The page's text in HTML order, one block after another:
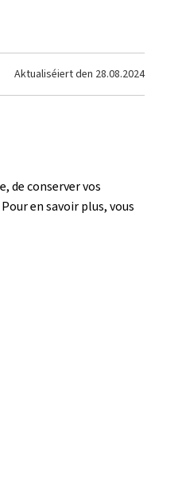
Aktualiséiert den 28.08.2024
de conserver vos
en savoir plus, vous